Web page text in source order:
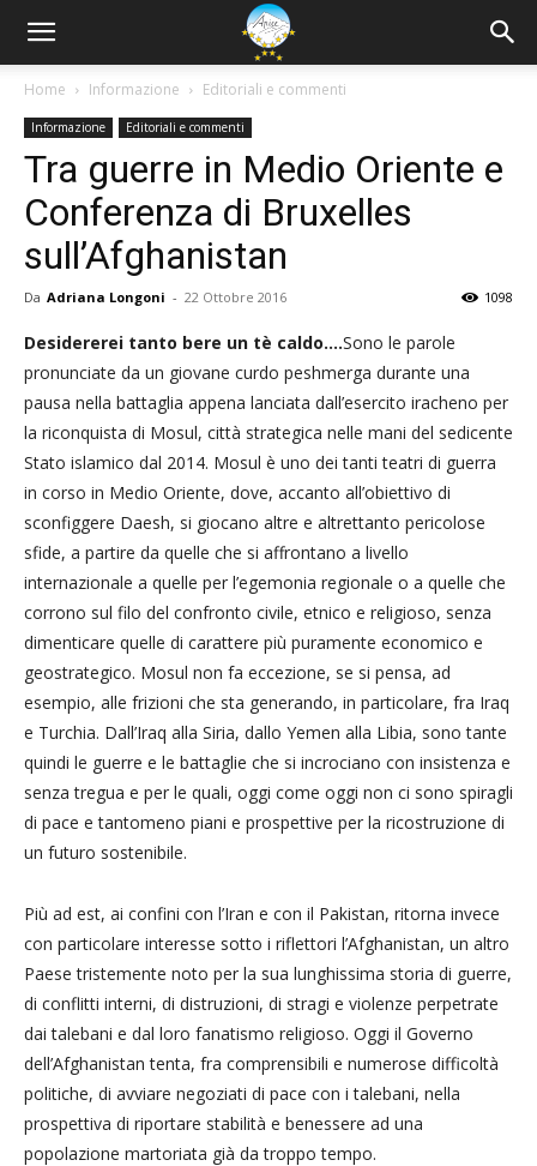
Home Informazione Editoriali e commenti
Informazione Editoriali e commenti
Tra guerre in Medio Oriente e
Conferenza di Bruxelles
sull’Afghanistan
Da Adriana Longoni - 22 Ottobre 2016 1098
Desidererei tanto bere un tè caldo….Sono le parole
pronunciate da un giovane curdo peshmerga durante una
pausa nella battaglia appena lanciata dall’esercito iracheno per
la riconquista di Mosul, città strategica nelle mani del sedicente
Stato islamico dal 2014. Mosul è uno dei tanti teatri di guerra
in corso in Medio Oriente, dove, accanto all’obiettivo di
sconfiggere Daesh, si giocano altre e altrettanto pericolose
sfide, a partire da quelle che si affrontano a livello
internazionale a quelle per l’egemonia regionale o a quelle che
corrono sul filo del confronto civile, etnico e religioso, senza
dimenticare quelle di carattere più puramente economico e
geostrategico. Mosul non fa eccezione, se si pensa, ad
esempio, alle frizioni che sta generando, in particolare, fra Iraq
e Turchia. Dall’Iraq alla Siria, dallo Yemen alla Libia, sono tante
quindi le guerre e le battaglie che si incrociano con insistenza e
senza tregua e per le quali, oggi come oggi non ci sono spiragli
di pace e tantomeno piani e prospettive per la ricostruzione di
un futuro sostenibile.
Più ad est, ai confini con l’Iran e con il Pakistan, ritorna invece
con particolare interesse sotto i riflettori l’Afghanistan, un altro
Paese tristemente noto per la sua lunghissima storia di guerre,
di conflitti interni, di distruzioni, di stragi e violenze perpetrate
dai talebani e dal loro fanatismo religioso. Oggi il Governo
dell’Afghanistan tenta, fra comprensibili e numerose difficoltà
politiche, di avviare negoziati di pace con i talebani, nella
prospettiva di riportare stabilità e benessere ad una
popolazione martoriata già da troppo tempo.